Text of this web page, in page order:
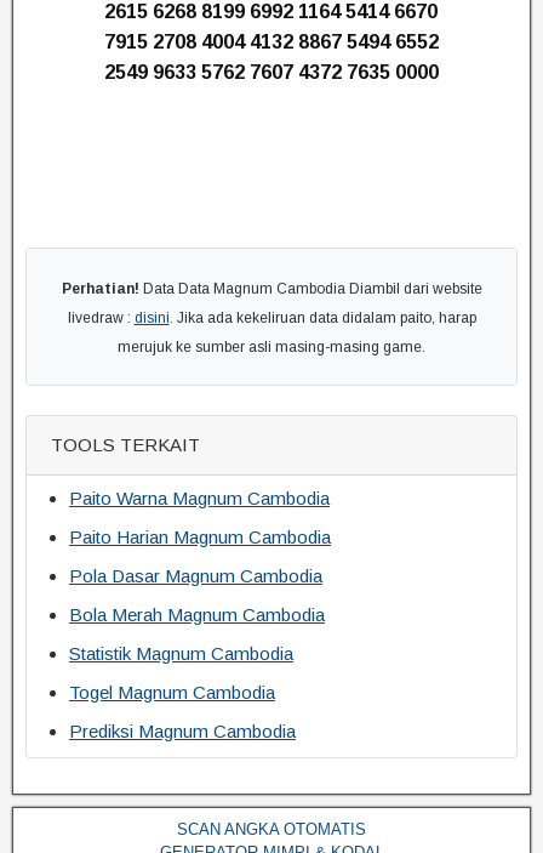
2615 6268 8199 6992 1164 5414 6670
7915 2708 4004 4132 8867 5494 6552
2549 9633 5762 7607 4372 7635 0000
Perhatian! Data Data Magnum Cambodia Diambil dari website
livedraw : disini. Jika ada kekeliruan data didalam paito, harap
merujuk ke sumber asli masing-masing game.
TOOLS TERKAIT
Paito Warna Magnum Cambodia
Paito Harian Magnum Cambodia
Pola Dasar Magnum Cambodia
Bola Merah Magnum Cambodia
Statistik Magnum Cambodia
Togel Magnum Cambodia
Prediksi Magnum Cambodia
SCAN ANGKA OTOMATIS